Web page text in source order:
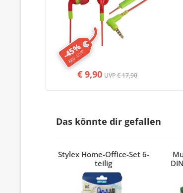
-45%
ggü. UVP
€ 9,90 UVP€ 17,90
Das könnte dir gefallen
Stylex Home-Office-Set 6-
teilig